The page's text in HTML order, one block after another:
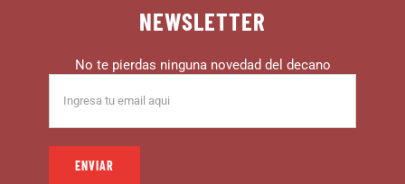
NEWSLETTER
No te pierdas ninguna novedad del decano